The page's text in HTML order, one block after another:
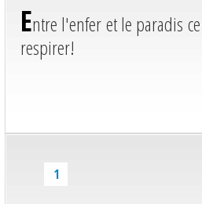
Entre l'enfer et le paradis
respirer!
1